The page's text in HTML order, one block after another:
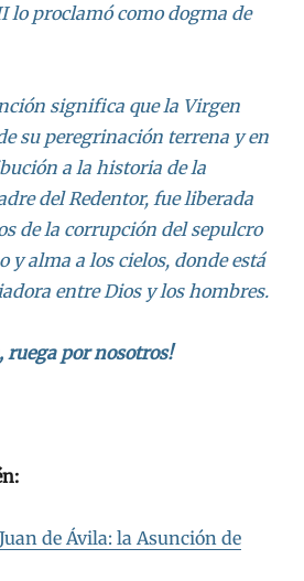
lo proclamó como dogma de
significa que la Virgen
su peregrinación terrena y en
a la historia de la
del Redentor, fue liberada
de la corrupción del sepulcro
y alma a los cielos, donde está
entre Dios y los hombres.
ruega por nosotros!
de Ávila: la Asunción de